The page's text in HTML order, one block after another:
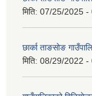
मिति: 07/25/2025 -
छार्का ताङसोङ
मिति: 08/29/2022 -